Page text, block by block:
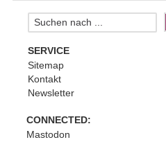
SERVICE
Sitemap
Kontakt
Newsletter
CONNECTED:
Mastodon